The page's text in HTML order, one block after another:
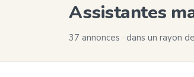
Assistantes
37 annonces · dans un rayon